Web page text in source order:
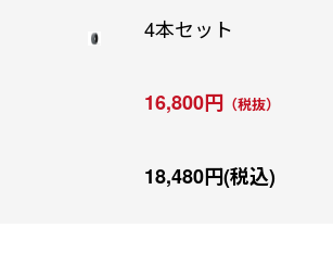
4本セット
16,800円 （税抜）
18,480円(税込)